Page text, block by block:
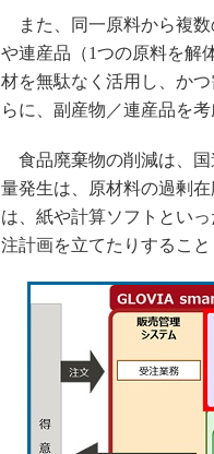
また、同一原料から複数
や連産品（1つの原料を解
材を無駄なく活用し、か
らに、副産物／連産品を
食品廃棄物の削減は、国
量発生は、原材料の過剰
は、紙や計算ソフトとい
注計画を立てたりするこ